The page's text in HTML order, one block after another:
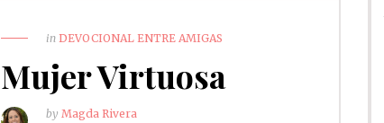
in DEVOCIONAL ENTRE AMIGAS
Mujer Virtuosa
by Magda Rivera